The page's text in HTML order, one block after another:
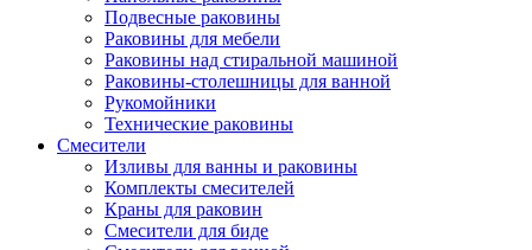
Подвесные раковины
Раковины для мебели
Раковины над стиральной машиной
Раковины-столешницы для ванной
Рукомойники
Технические раковины
Смесители
Изливы для ванны и раковины
Комплекты смесителей
Краны для раковин
Смесители для биде